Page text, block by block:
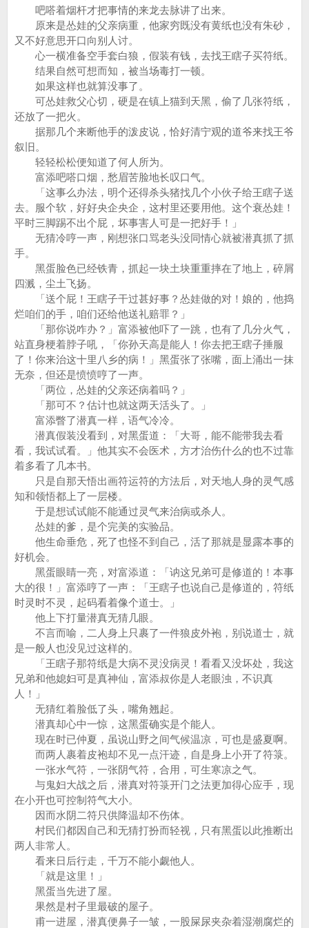
吧嗒着烟杆才把事情的来龙去脉讲了出来。
原来是怂娃的父亲病重，他家穷既没有黄纸也没有朱砂，
又不好意思开口向别人讨。
心一横准备空手套白狼，假装有钱，去找王瞎子买符纸。
结果自然可想而知，被当场毒打一顿。
如果这样也就算没事了。
可怂娃救父心切，硬是在镇上猫到天黑，偷了几张符纸，
还放了一把火。
据那几个来断他手的泼皮说，恰好清宁观的道爷来找王爷
叙旧。
轻轻松松便知道了何人所为。
富添吧嗒口烟，愁眉苦脸地长叹口气。
「这事么办法，明个还得杀头猪找几个小伙子给王瞎子送
去。服个软，好好央企央企，这村里还要用他。这个衰怂娃！
平时三脚踢不出个屁，坏事害人可是一把好手！」
无猜冷哼一声，刚想张口骂老头没同情心就被潜真抓了抓
手。
黑蛋脸色已经铁青，抓起一块土块重重摔在了地上，碎屑
四溅，尘土飞扬。
「送个屁！王瞎子干过甚好事？怂娃做的对！娘的，他捣
烂咱们的手，咱们还给他送礼赔罪？」
「那你说咋办？」富添被他吓了一跳，也有了几分火气，
站直身梗着脖子吼，「你孙天高是能人！你去把王瞎子捶服
了！你来治这十里八乡的病！」黑蛋张了张嘴，面上涌出一抹
无奈，但还是愤愤哼了一声。
「两位，怂娃的父亲还病着吗？」
「那可不？估计也就这两天活头了。」
富添瞥了潜真一样，语气冷冷。
潜真假装没看到，对黑蛋道：「大哥，能不能带我去看
看，我试试看。」他其实不会医术，方才治伤什么的也不过靠
着多看了几本书。
只是自那天悟出画符运符的方法后，对天地人身的灵气感
知和领悟都上了一层楼。
于是想试试能不能通过灵气来治病或杀人。
怂娃的爹，是个完美的实验品。
他生命垂危，死了也怪不到自己，活了那就是显露本事的
好机会。
黑蛋眼睛一亮，对富添道：「讷这兄弟可是修道的！本事
大的很！」富添哼了一声：「王瞎子也说自己是修道的，符纸
时灵时不灵，起码看着像个道士。」
他上下打量潜真无猜几眼。
不言而喻，二人身上只裹了一件狼皮外袍，别说道士，就
是一般人也没见过这样的。
「王瞎子那符纸是大病不灵没病灵！看看又没坏处，我这
兄弟和他媳妇可是真神仙，富添叔你是人老眼浊，不识真
人！」
无猜红着脸低了头，嘴角翘起。
潜真却心中一惊，这黑蛋确实是个能人。
现在时已仲夏，虽说山野之间气候温凉，可也是盛夏啊。
而两人裹着皮袍却不见一点汗迹，自是身上小开了符箓。
一张水气符，一张阴气符，合用，可生寒凉之气。
与鬼妇大战之后，潜真对符箓开门之法更加得心应手，现
在小开也可控制符气大小。
因而水阴二符只供降温却不伤体。
村民们都因自己和无猜打扮而轻视，只有黑蛋以此推断出
两人非常人。
看来日后行走，千万不能小觑他人。
「就是这里！」
黑蛋当先进了屋。
果然是村子里最破的屋子。
甫一进屋，潜真便鼻子一皱，一股屎尿夹杂着湿潮腐烂的